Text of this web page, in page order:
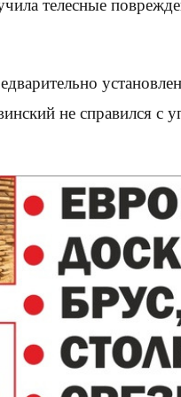
телесные
не справился с